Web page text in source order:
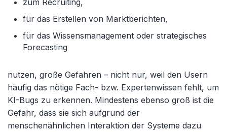
für das Erstellen von Marktberichten,
für das Wissensmanagement oder strategisches
Forecasting
nutzen, große Gefahren – nicht nur, weil den Usern
häufig das nötige Fach- bzw. Expertenwissen fehlt, um
KI-Bugs zu erkennen. Mindestens ebenso groß ist die
Gefahr, dass sie sich aufgrund der
menschenähnlichen Interaktion der Systeme dazu